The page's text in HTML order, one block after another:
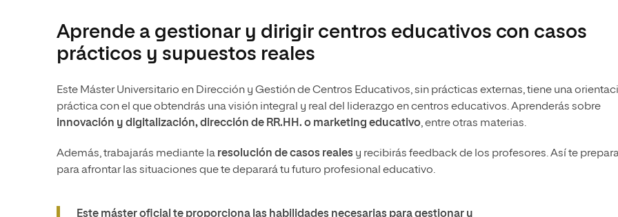
Aprende a gestionar y dirigir centros educativos con casos
prácticos y supuestos reales
Este Máster Universitario en Dirección y Gestión de Centros Educativos, sin prácticas externas, tiene una
práctica con el que obtendrás una visión integral y real del liderazgo en centros educativos. Aprenderás sobre
innovación y digitalización, dirección de RR.HH. o marketing educativo, entre otras materias.
Además, trabajarás mediante la resolución de casos reales y recibirás feedback de los profesores. Así te
para afrontar las situaciones que te deparará tu futuro profesional educativo.
Este máster oficial te proporciona las habilidades necesarias para gestionar y